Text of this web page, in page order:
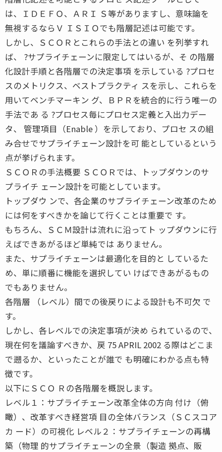
は、ＩＤＥＦＯ、ＡＲＩ Ｓ等がありますし、意味論を
無視するならＶ ＩＳＩＯでも階層記述は可能です。
しかし、ＳＣＯＲとこれらの手法との違い を列挙すれ
ば、 ?サプライチェーンに限定してはいるが、そ の階層
化設計手順と各階層での決定事項 を示している ?プロセ
スのメトリクス、ベストプラクティ スを示し、これらを
用いてベンチマーキン グ、ＢＰＲを統合的に行う唯一の
手法であ る ?プロセス毎にプロセス定義と入出力デー
タ、 管理項目（Enable ）を示しており、プロセ スの組
み合せでサプライチェーン設計を可 能としているという
点が挙げられます。
ＳＣＯＲの手法概要 ＳＣＯＲでは、トップダウンのサ
プライチ ェーン設計を可能としています。
トップダウ ンで、各企業のサプライチェーン改革のため
には何をすべきかを論じて行くことは重要で す。
もちろん、ＳＣＭ設計は流れに沿ってト ップダウンに行
えばできあがるほど単純では ありません。
また、サプライチェーンは最適化を目的と しているた
め、単に順番に機能を選択してい けばできあがるもの
でもありません。
各階層 （レベル）間での後戻りによる設計も不可欠 で
す。
しかし、各レベルでの決定事項が決め られているので、
現在何を議論すべきか、戻 75 APRIL 2002 る際はどこま
で遡るか、といったことが誰で も明確にわかる点も特
徴です。
以下にＳＣＯ Ｒの各階層を概説します。
レベル１：サプライチェーン改革全体の方向 付け（俯
瞰）、改革すべき経営項 目の全体バランス（ＳＣスコア
カ ード）の可視化 レベル２：サプライチェーンの再構
築（物理 的サプライチェーンの全景（製造 拠点、販